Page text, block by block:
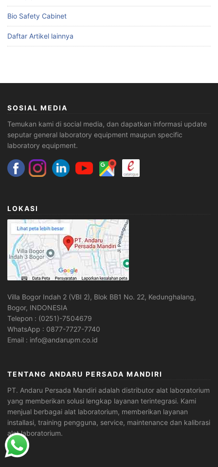
Bio Safety Cabinet
Daftar Artikel lainnya
SOSIAL MEDIA
Temukan kami di social media, dan dapatkan informasi update
seputar general laboratory equipment maupun specific
laboratory equipment.
LOKASI
Villa Bogor Indah 2 (VBI 2), Blok BB1 No. 22, Kedunghalang,
Bogor, INDONESIA
Telepon : (0251)-7504679
WhatsApp : 0877-7727-7740
Email : info@andarupm.co.id
TENTANG ANDARU PERSADA MANDIRI
PT. Andaru Persada Mandiri adalah distributor alat laboratorium
yang memberikan solusi lengkap layanan terintegrasi. Kami
menjual berbagai alat laboratorium, memberikan layanan
installasi, training pengguna, service, maintenance dan kalibrasi
alat laboratorium.